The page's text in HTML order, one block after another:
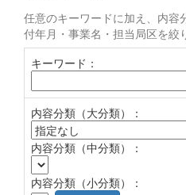
任意のキーワードに加え、内容
付年月・事業名・担当局区を絞
キーワード：
内容分類（大分類）：
内容分類（中分類）：
内容分類（小分類）：